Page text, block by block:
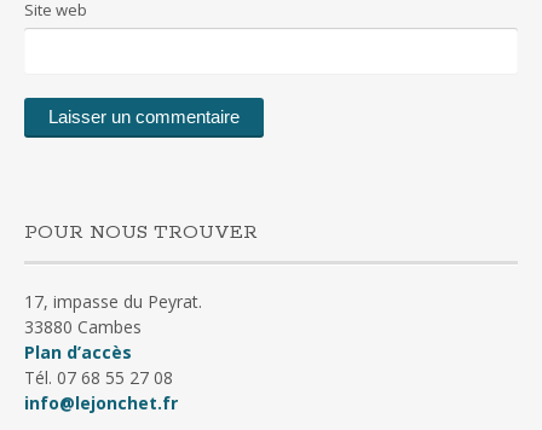
Site web
POUR NOUS TROUVER
17, impasse du Peyrat.
33880 Cambes
Plan d’accès
Tél. 07 68 55 27 08
info@lejonchet.fr